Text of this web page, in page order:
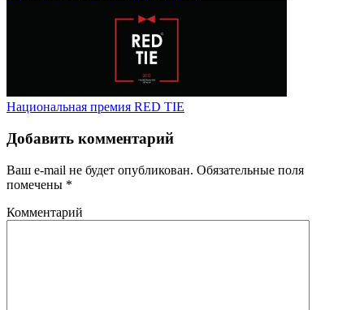
Национальная премия RED TIE
Добавить комментарий
Ваш e-mail не будет опубликован. Обязательные поля
помечены *
Комментарий